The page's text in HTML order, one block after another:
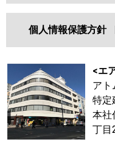
個人情報保護方針
<エ
アト
特定
本社
丁目